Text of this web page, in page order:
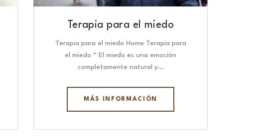
Terapia para el miedo
Terapia para el miedo Home Terapia para
el miedo “ El miedo es una emoción
completamente natural y…
MÁS INFORMACIÓN